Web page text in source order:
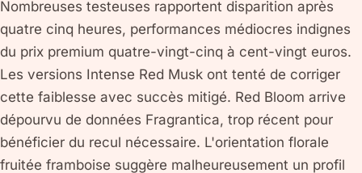
Nombreuses testeuses rapportent disparition après
quatre cinq heures, performances médiocres indignes
du prix premium quatre-vingt-cinq à cent-vingt euros.
Les versions Intense Red Musk ont tenté de corriger
cette faiblesse avec succès mitigé. Red Bloom arrive
dépourvu de données Fragrantica, trop récent pour
bénéficier du recul nécessaire. L'orientation florale
fruitée framboise suggère malheureusement un profil